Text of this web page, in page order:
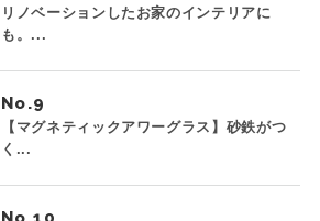
リノベーションしたお家のインテリアに
も。...
No.
【マグネティックアワーグラス】砂鉄がつ
く...